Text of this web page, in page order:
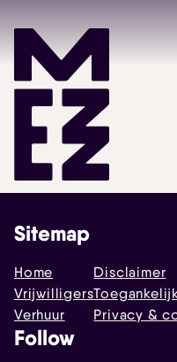
Sitemap
Home
Vrijwilligers
Verhuur
Disclaimer
Privacy &
Follow